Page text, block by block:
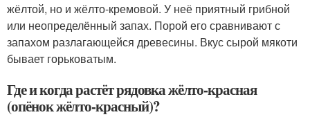
жёлтой, но и жёлто-кремовой. У неё приятный грибной
или неопределённый запах. Порой его сравнивают с
запахом разлагающейся древесины. Вкус сырой мякоти
бывает горьковатым.
Где и когда растёт рядовка жёлто-красная
(опёнок жёлто-красный)?